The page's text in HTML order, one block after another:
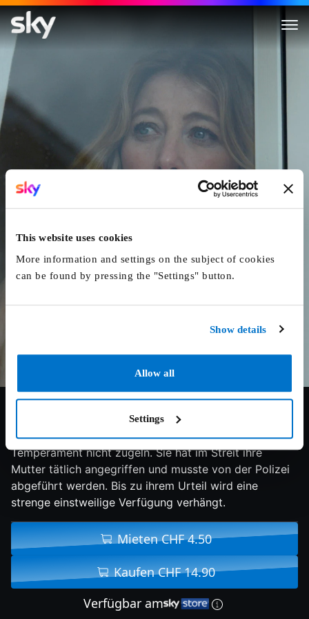
This website uses cookies
More information and settings on the subject of cookies
can be found by pressing the "Settings" button.
Show details
Allow all
Settings
Die Linie
5.6/10 2023 99 min Drama
Die 35-jährige Margaret kann ihr überbordendes
Temperament nicht zügeln. Sie hat im Streit ihre
Mutter tätlich angegriffen und musste von der Polizei
abgeführt werden. Bis zu ihrem Urteil wird eine
strenge einstweilige Verfügung verhängt.
Mieten CHF 4.50
Kaufen CHF 14.90
Verfügbar am